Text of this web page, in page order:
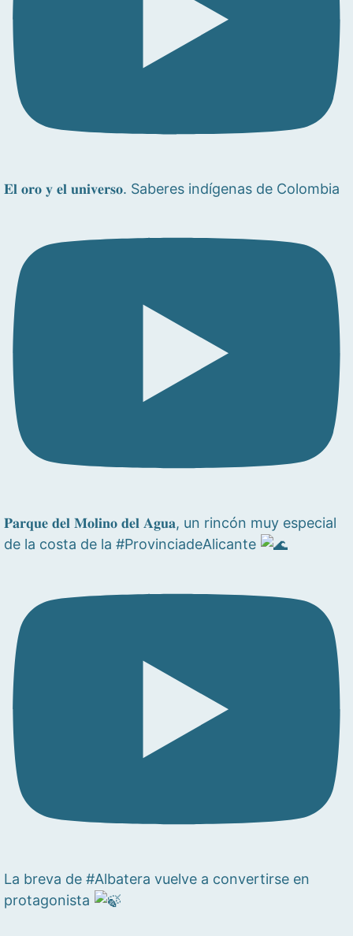
𝐄𝐥 𝐨𝐫𝐨 𝐲 𝐞𝐥 𝐮𝐧𝐢𝐯𝐞𝐫𝐬𝐨. Saberes indígenas de Colombia
𝐏𝐚𝐫𝐪𝐮𝐞 𝐝𝐞𝐥 𝐌𝐨𝐥𝐢𝐧𝐨 𝐝𝐞𝐥 𝐀𝐠𝐮𝐚, un rincón muy especial
de la costa de la #ProvinciadeAlicante
La breva de #Albatera vuelve a convertirse en
protagonista